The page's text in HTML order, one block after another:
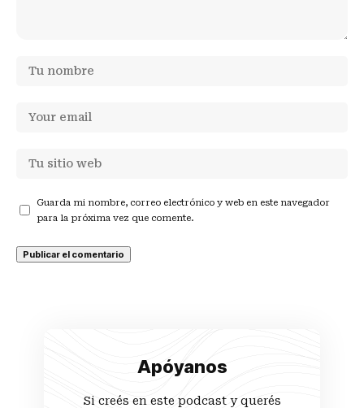
Guarda mi nombre, correo electrónico y web en este navegador
para la próxima vez que comente.
Apóyanos
Si creés en este podcast y querés